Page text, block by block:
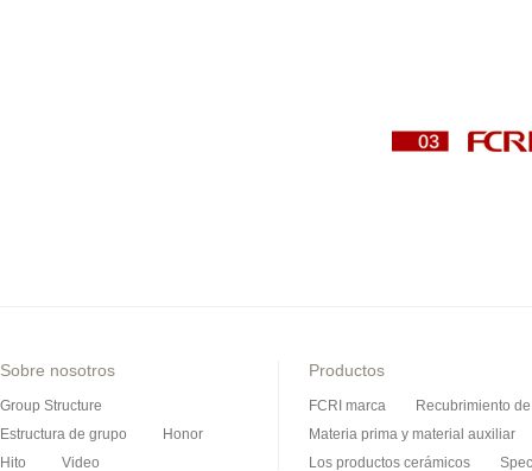
Sobre nosotros
Group Structure
Estructura de grupo
Honor
Hito
Video
Productos
FCRI marca
Recubrimiento
Materia prima y material auxiliar
Los productos cerámicos